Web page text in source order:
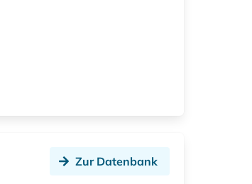
Zur Datenbank